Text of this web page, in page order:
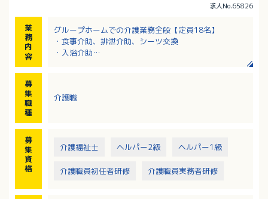
求人No.65826
業
務
内
容
グループホームでの介護業務全般【定員18名】
・食事介助、排泄介助、シーツ交換
・入浴介助
・調理：湯せんメイン
募
集
職
種
介護職
募
集
資
格
介護福祉士 ヘルパー2級 ヘルパー1級
介護職員初任者研修 介護職員実務者研修